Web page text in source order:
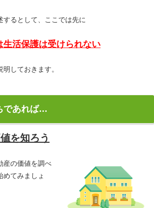
するとして、ここでは先に
生活保護は受けられない
しておきます。
であれば…
を知ろう
産の価値を調べ
めてみましょ